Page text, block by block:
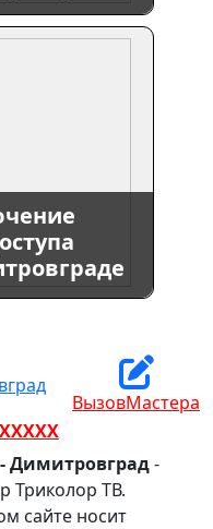
ВызовМастера
Димитровград-
Триколор ТВ.
сайте носит